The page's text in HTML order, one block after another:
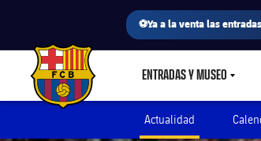
⚽Ya a la venta las
FC Barcelona club badge ENTRADAS Y MUSEO
Actualidad